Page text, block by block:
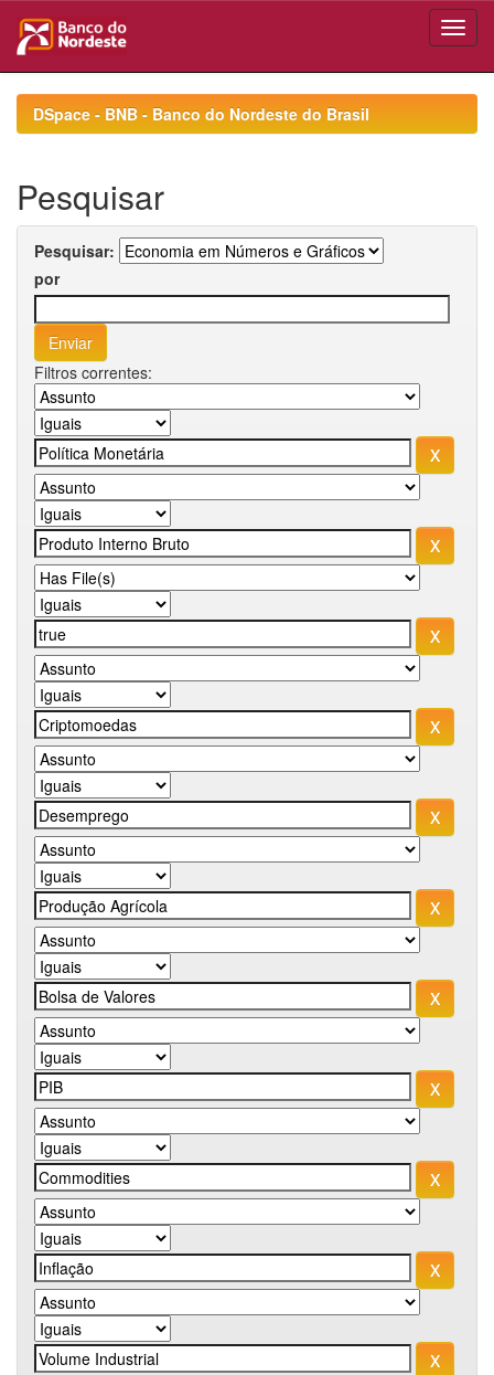
navigationDSpace - BNB - Banco do Nordeste do Brasil
Pesquisar
Pesquisar:
por
Filtros correntes: